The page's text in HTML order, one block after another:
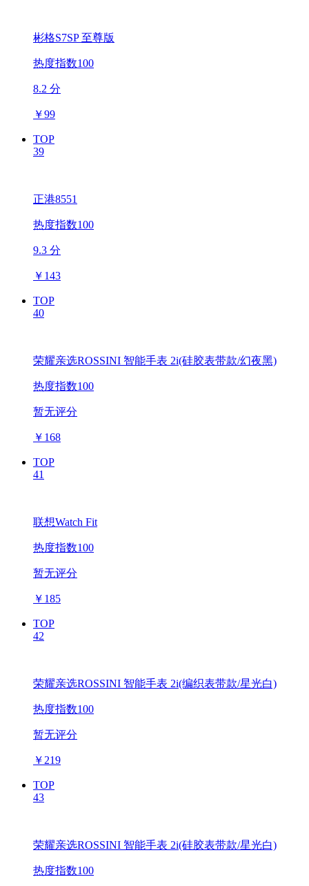
彬格S7SP 至尊版
热度指数100
8.2 分
￥99
TOP
39
正港8551
热度指数100
9.3 分
￥ 143
TOP
40
荣耀亲选ROSSINI 智能手表 2i(硅胶表带款/幻夜黑)
热度指数100
暂无评分
￥ 168
TOP
41
联想Watch Fit
热度指数100
暂无评分
￥ 185
TOP
42
荣耀亲选ROSSINI 智能手表 2i(编织表带款/星光白)
热度指数100
暂无评分
￥ 219
TOP
43
荣耀亲选ROSSINI 智能手表 2i(硅胶表带款/星光白)
热度指数100